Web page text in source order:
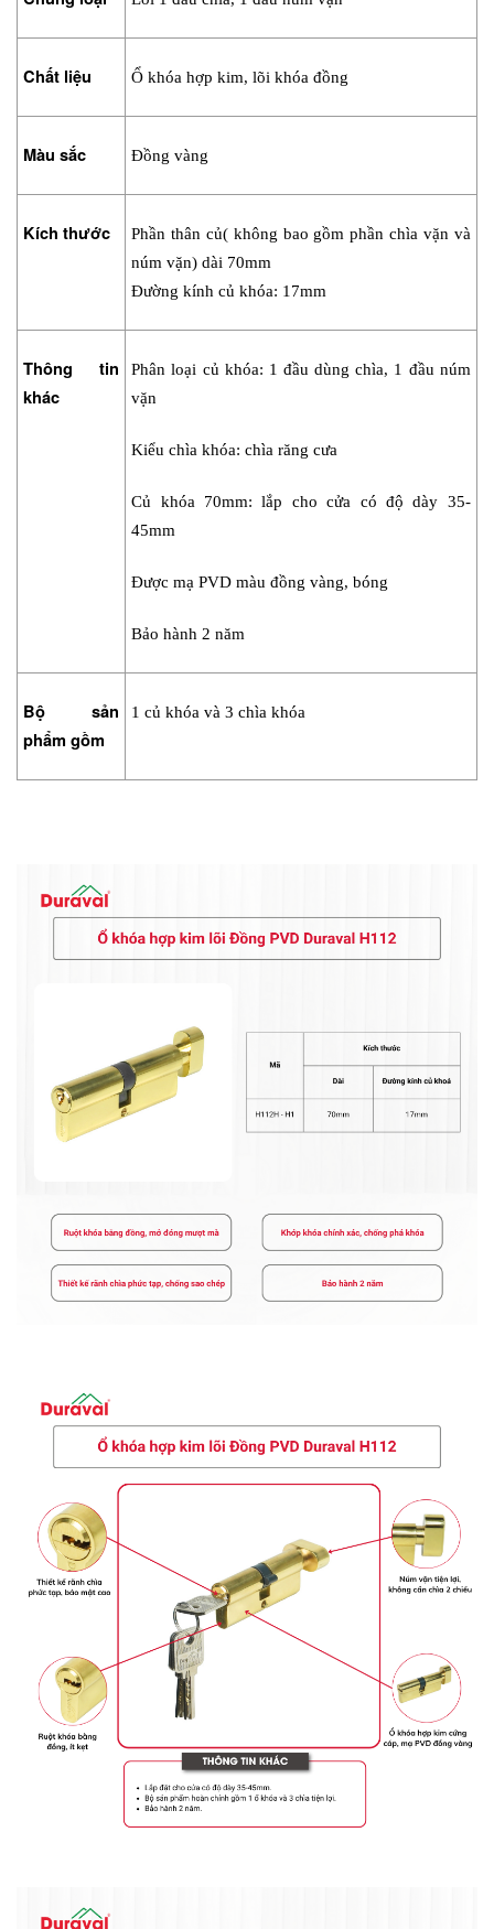
Chất liệu Ổ khóa hợp kim, lõi khóa đồng
Màu sắc Đồng vàng
Kích thước
Phần thân củ( không bao gồm phần chìa vặn và
núm vặn) dài 70mm
Đường kính củ khóa: 17mm
Thông tin
khác
Phân loại củ khóa: 1 đầu dùng chìa, 1 đầu núm
vặn
Kiểu chìa khóa: chìa răng cưa
Củ khóa 70mm: lắp cho cửa có độ dày 35-
45mm
Được mạ PVD màu đồng vàng, bóng
Bảo hành 2 năm
Bộ sản
phẩm gồm
1 củ khóa và 3 chìa khóa